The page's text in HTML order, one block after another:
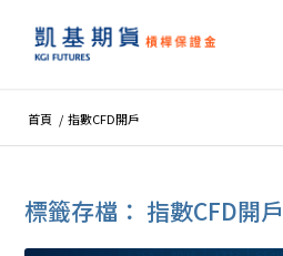
首頁 / 指數CFD開戶
標籤存檔： 指數CFD開戶